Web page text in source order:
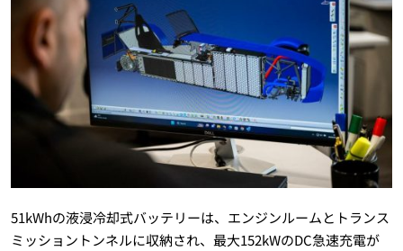
51kWhの液浸冷却式バッテリーは、エンジンルームとトランス
ミッショントンネルに収納され、最大152kWのDC急速充電が